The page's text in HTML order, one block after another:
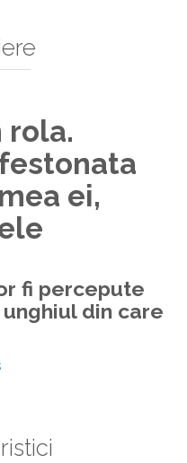
rola.
ei,
fi percepute
din care